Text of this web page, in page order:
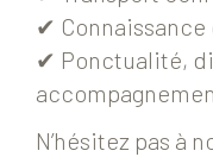
✔
✔ Ponctualité,
N’hésitez pas à